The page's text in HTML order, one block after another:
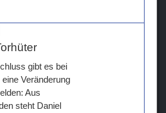
gibt es bei
Veränderung
Aus
steht Daniel